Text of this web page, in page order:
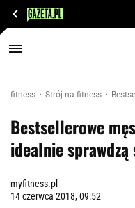
fitness Strój na fitness
Bestsellerowe
idealnie
myfitness.pl
14 czerwca 2018, 09:52